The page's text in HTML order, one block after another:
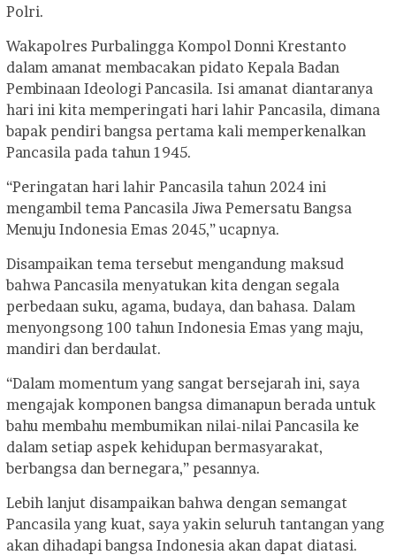
Polri.
Wakapolres Purbalingga Kompol Donni Krestanto
dalam amanat membacakan pidato Kepala Badan
Pembinaan Ideologi Pancasila. Isi amanat diantaranya
hari ini kita memperingati hari lahir Pancasila, dimana
bapak pendiri bangsa pertama kali memperkenalkan
Pancasila pada tahun 1945.
“Peringatan hari lahir Pancasila tahun 2024 ini
mengambil tema Pancasila Jiwa Pemersatu Bangsa
Menuju Indonesia Emas 2045,” ucapnya.
Disampaikan tema tersebut mengandung maksud
bahwa Pancasila menyatukan kita dengan segala
perbedaan suku, agama, budaya, dan bahasa. Dalam
menyongsong 100 tahun Indonesia Emas yang maju,
mandiri dan berdaulat.
“Dalam momentum yang sangat bersejarah ini, saya
mengajak komponen bangsa dimanapun berada untuk
bahu membahu membumikan nilai-nilai Pancasila ke
dalam setiap aspek kehidupan bermasyarakat,
berbangsa dan bernegara,” pesannya.
Lebih lanjut disampaikan bahwa dengan semangat
Pancasila yang kuat, saya yakin seluruh tantangan yang
akan dihadapi bangsa Indonesia akan dapat diatasi.